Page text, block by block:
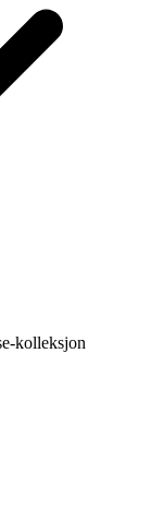
kolleksjon